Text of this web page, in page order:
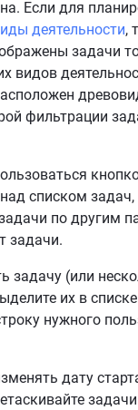
Если для
деятельности,
задачи
видов
фильтрации
списком
по другим
задачи.
задачу (или
их в
нужного
дату